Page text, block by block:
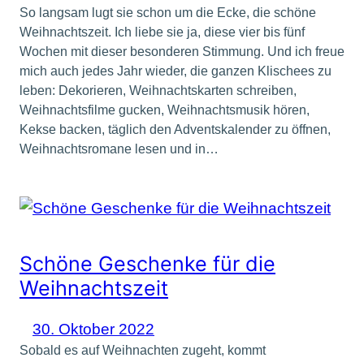
So langsam lugt sie schon um die Ecke, die schöne
Weihnachtszeit. Ich liebe sie ja, diese vier bis fünf
Wochen mit dieser besonderen Stimmung. Und ich freue
mich auch jedes Jahr wieder, die ganzen Klischees zu
leben: Dekorieren, Weihnachtskarten schreiben,
Weihnachtsfilme gucken, Weihnachtsmusik hören,
Kekse backen, täglich den Adventskalender zu öffnen,
Weihnachtsromane lesen und in…
Schöne Geschenke für die
Weihnachtszeit
30. Oktober 2022
Sobald es auf Weihnachten zugeht, kommt